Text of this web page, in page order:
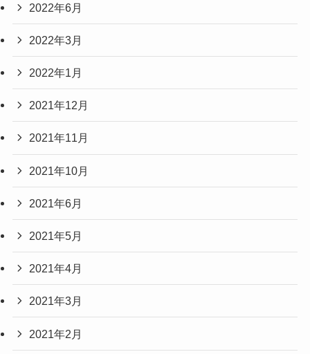
2022年6月
2022年3月
2022年1月
2021年12月
2021年11月
2021年10月
2021年6月
2021年5月
2021年4月
2021年3月
2021年2月